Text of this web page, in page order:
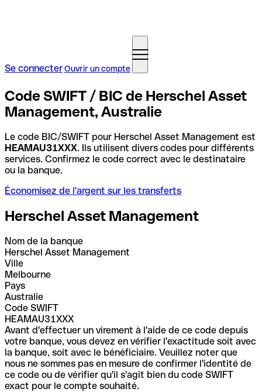
Se connecterOuvrir un compte
Code SWIFT / BIC de Herschel Asset
Management, Australie
Le code BIC/SWIFT pour Herschel Asset Management est
HEAMAU31XXX. Ils utilisent divers codes pour différents
services. Confirmez le code correct avec le destinataire
ou la banque.
Économisez de l'argent sur les transferts
Herschel Asset Management
Nom de la banque
Herschel Asset Management
Ville
Melbourne
Pays
Australie
Code SWIFT
HEAMAU31XXX
Avant d'effectuer un virement à l'aide de ce code depuis
votre banque, vous devez en vérifier l'exactitude soit avec
la banque, soit avec le bénéficiaire. Veuillez noter que
nous ne sommes pas en mesure de confirmer l'identité de
ce code ou de vérifier qu'il s'agit bien du code SWIFT
exact pour le compte souhaité.